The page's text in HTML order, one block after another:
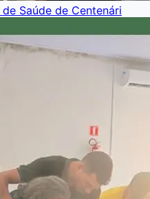
Saúde de Centenári